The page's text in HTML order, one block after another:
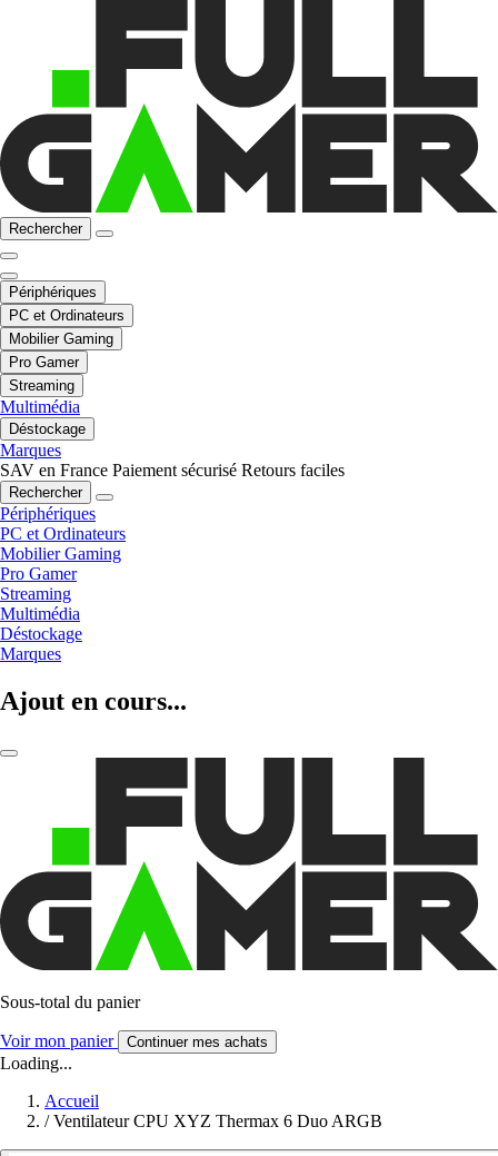
Rechercher
Périphériques
PC et Ordinateurs
Mobilier Gaming
Pro Gamer
Streaming
Multimédia
Déstockage
Marques
SAV en France Paiement sécurisé Retours faciles
Rechercher
Périphériques
PC et Ordinateurs
Mobilier Gaming
Pro Gamer
Streaming
Multimédia
Déstockage
Marques
Ajout en cours...
Sous-total du panier
Voir mon panier Continuer mes achats
Loading...
Accueil
/ Ventilateur CPU XYZ Thermax 6 Duo ARGB